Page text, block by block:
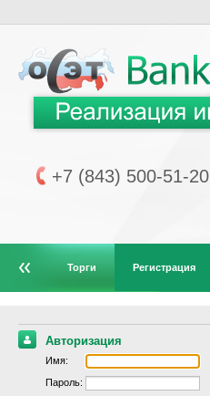
+7 (843) 500-51-20
Торги Регистрация
Авторизация
Имя:
Пароль: